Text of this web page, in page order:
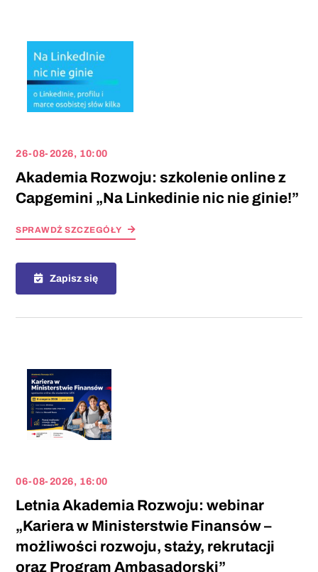
26-08-2026, 10:00
Akademia Rozwoju: szkolenie online z
Capgemini „Na Linkedinie nic nie ginie!”
SPRAWDŻ SZCZEGÓŁY
Zapisz się
06-08-2026, 16:00
Letnia Akademia Rozwoju: webinar
„Kariera w Ministerstwie Finansów –
możliwości rozwoju, staży, rekrutacji
oraz Program Ambasadorski”